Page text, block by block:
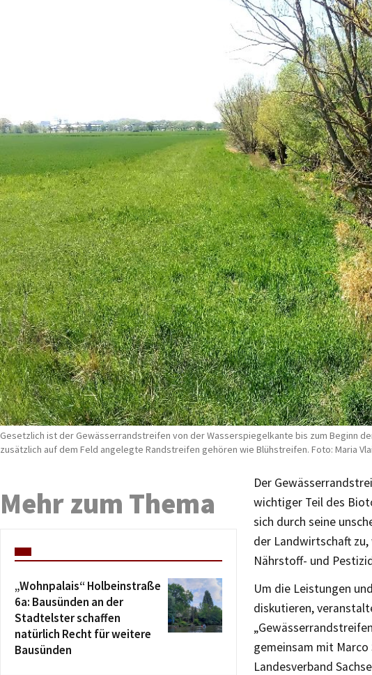
Gesetzlich ist der Gewässerrandstreifen von der Wasserspiegelkante bis zum Beginn
zusätzlich auf dem Feld angelegte Randstreifen gehören wie Blühstreifen. Foto: Maria
Der
wichtiger Teil des
sich durch seine
der Landwirtschaft zu,
Nährstoff- und
Um die Leistungen
diskutieren,
gemeinsam mit Marco
Landesverband
Mehr zum Thema
„Wohnpalais“ Holbeinstraße
6a: Bausünden an der
Stadtelster schaffen
natürlich Recht für weitere
Bausünden